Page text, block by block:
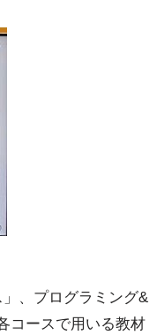
、プログラミング&
コースで用いる教材